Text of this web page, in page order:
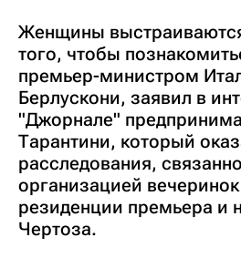
Женщины
того, чтобы
премьер-министром
Берлускони, заявил в
"Джорнале"
Тарантини, который
расследования,
организацией
резиденции премьера и
Чертоза.